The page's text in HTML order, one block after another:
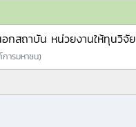
กสถาบัน หน่วยงานให้ทุนวิจัย
ารมหาชน)